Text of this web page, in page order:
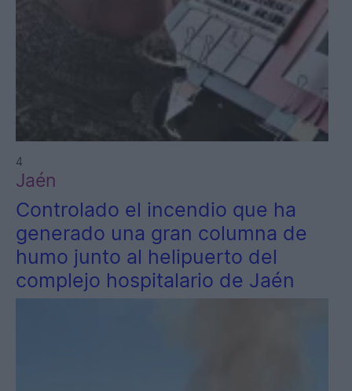
4
Jaén
Controlado el incendio que ha
generado una gran columna de
humo junto al helipuerto del
complejo hospitalario de Jaén